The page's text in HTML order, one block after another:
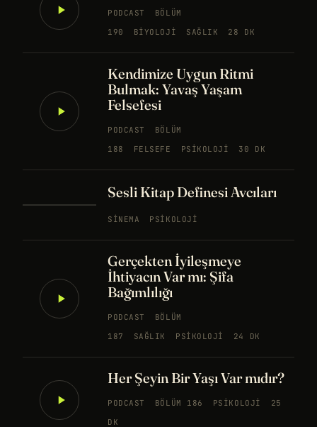
PODCAST
BÖLÜM
190
BIYOLOJI SAĞLIK 28 DK
Kendimize Uygun Ritmi
Bulmak: Yavaş Yaşam
Felsefesi
PODCAST
BÖLÜM
188
FELSEFE PSIKOLOJI 30 DK
Sesli Kitap Definesi Avcıları
SINEMA PSIKOLOJI
Gerçekten İyileşmeye
İhtiyacın Var mı: Şifa
Bağımlılığı
PODCAST
BÖLÜM
187
SAĞLIK PSIKOLOJI 24 DK
Her Şeyin Bir Yaşı Var mıdır?
PODCAST BÖLÜM 186 PSIKOLOJI
25
DK